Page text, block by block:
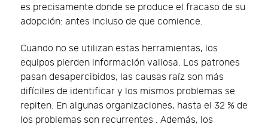
es precisamente donde se produce el fracaso de su
adopción: antes incluso de que comience.
Cuando no se utilizan estas herramientas, los
equipos pierden información valiosa. Los patrones
pasan desapercibidos, las causas raíz son más
difíciles de identificar y los mismos problemas se
repiten. En algunas organizaciones, hasta el 32 % de
los problemas son recurrentes . Además, los